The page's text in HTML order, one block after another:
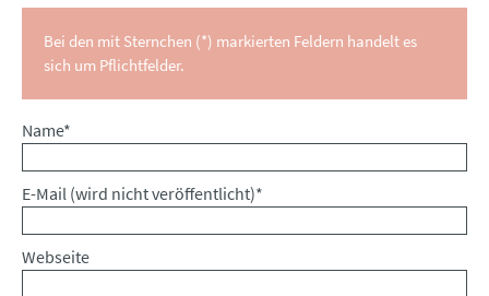
Bei den mit Sternchen (*) markierten Feldern handelt es
sich um Pflichtfelder.
Pflichtfeld
Name*
Pflichtfeld
E-Mail (wird nicht veröffentlicht)*
Webseite